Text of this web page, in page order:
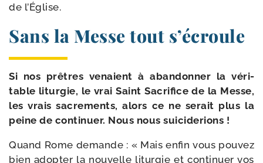
de l’Église.
Sans la Messe tout s’écroule
Si nos prêtres venaient à aban­don­ner la véri­
table litur­gie, le vrai Saint Sacrifice de la Messe,
les vrais sacre­ments, alors ce ne serait plus la
peine de conti­nuer. Nous nous suiciderions !
Quand Rome demande : « Mais enfin vous pou­vez
bien adop­ter la nou­velle litur­gie et conti­nuer vos